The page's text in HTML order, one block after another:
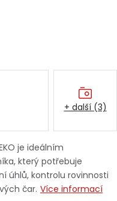
je ideálním
který potřebuje
úhlů, kontrolu rovinnosti
čar. Více informací
+ další (3)